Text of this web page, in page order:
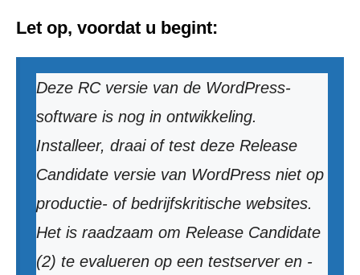
Let op, voordat u begint:
Deze RC versie van de WordPress-
software is nog in ontwikkeling.
Installeer, draai of test deze Release
Candidate versie van WordPress niet op
productie- of bedrijfskritische websites.
Het is raadzaam om Release Candidate
(2) te evalueren op een testserver en -